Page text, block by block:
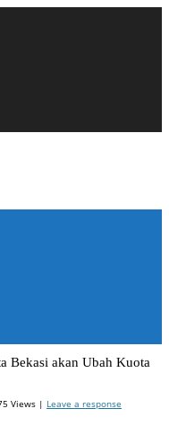
Bekasi akan Ubah Kuota
Views | Leave a response